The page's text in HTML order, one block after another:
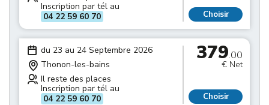
Inscription par tél au
04 22 59 60 70
Choisir
du 23 au 24 Septembre 2026
Thonon-les-bains
Il reste des places
Inscription par tél au
04 22 59 60 70
379.00
€ Net
Choisir